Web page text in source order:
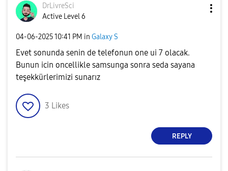
DrLivreSci
Active Level 6
‎04-06-202510:41 PM in Galaxy S
Evet sonunda senin de telefonun one ui 7 olacak.
Bunun icin oncellikle samsunga sonra seda sayana
teşekkürlerimizi sunarız
3 Likes
REPLY